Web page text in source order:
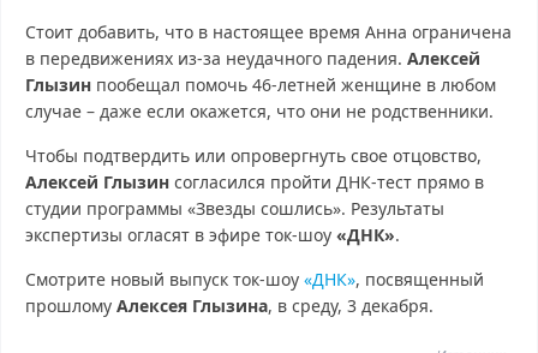
Стоит добавить, что в настоящее время Анна ограничена
в передвижениях из-за неудачного падения. Алексей
Глызин пообещал помочь 46-летней женщине в любом
случае – даже если окажется, что они не родственники.
Чтобы подтвердить или опровергнуть свое отцовство,
Алексей Глызин согласился пройти ДНК-тест прямо в
студии программы «Звезды сошлись». Результаты
экспертизы огласят в эфире ток-шоу «ДНК».
Смотрите новый выпуск ток-шоу «ДНК», посвященный
прошлому Алексея Глызина, в среду, 3 декабря.